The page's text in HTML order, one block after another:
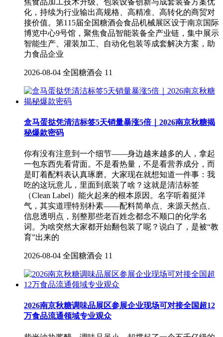
化，持续为行业输出高规格、高精准、高转化的商贸对
接价值。第115届全国糖酒会食品机械展区设于南京国际
博览中心9号馆，聚焦食品智能装备全产业链，集中展示
智能生产、灌装加工、自动化包装等成套解决方案，助
力食品企业
2026-08-04 全国糖酒会 11
盒马蛋挞凭清洁标签5天销量暴涨5倍｜2026南京秋糖揭
秘爆款密码
你有没有注意到一个细节——身边越来越多的人，拿起
一包东西先看背面。不是看热量，不是看营养成分，而
是盯着配料表认真琢磨。大家现在就想知道一件事：我
吃的这玩意儿，里面到底装了啥？这就是清洁标签
（Clean Label）能火起来的根本原因。名字听着挺洋
气，其实道理特别朴素——配料简单点、来源天然点、
信息透明点，别整那些老百姓念都念不顺口的化学名
词。为啥突然大家都开始翻包装了呢？说白了，是被“教
育”出来的
2026-08-04 全国糖酒会 11
2026南京秋糖调味品展区参展企业现场可对接全国超12
万食品流通领域专业观众